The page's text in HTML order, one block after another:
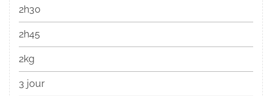
2h30
2h45
2kg
3 jour